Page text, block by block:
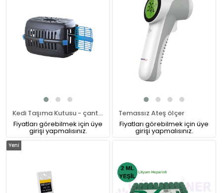
Kedi Taşıma Kutusu - çantası
Fiyatları görebilmek için üye
girişi yapmalısınız.
Temassız Ateş ölçer
Fiyatları görebilmek için üye
girişi yapmalısınız.
Yeni